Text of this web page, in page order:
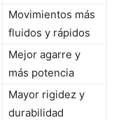
Movimientos más
fluidos y rápidos
Mejor agarre y
más potencia
Mayor rigidez y
durabilidad